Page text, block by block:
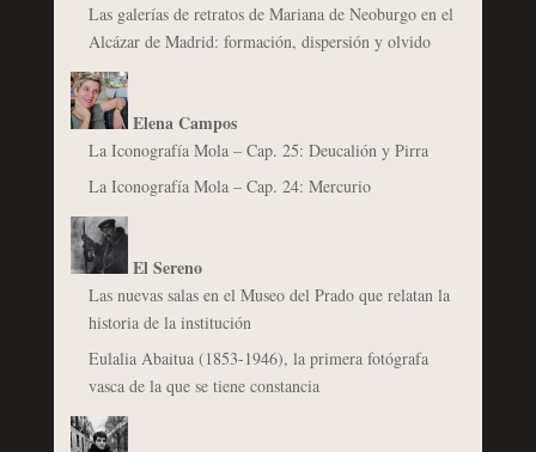
Las galerías de retratos de Mariana de Neoburgo en el
Alcázar de Madrid: formación, dispersión y olvido
Elena Campos
La Iconografía Mola – Cap. 25: Deucalión y Pirra
La Iconografía Mola – Cap. 24: Mercurio
El Sereno
Las nuevas salas en el Museo del Prado que relatan la
historia de la institución
Eulalia Abaitua (1853-1946), la primera fotógrafa
vasca de la que se tiene constancia